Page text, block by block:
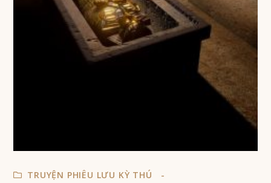
TRUYỆN PHIÊU LƯU KỲ THÚ